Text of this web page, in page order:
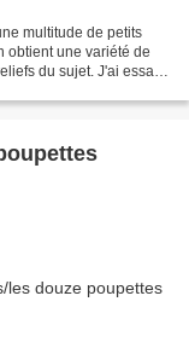
multitude de petits
obtient une variété de
du sujet. J'ai essayé